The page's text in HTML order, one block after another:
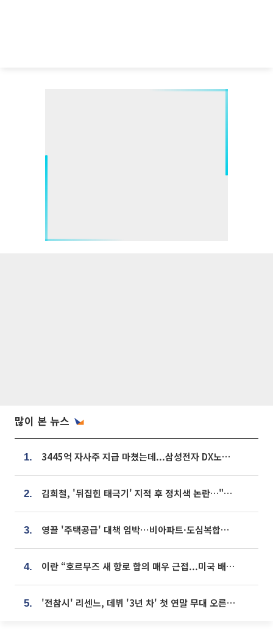
많이 본 뉴스
1. 3445억 자사주 지급 마쳤는데...삼성전자 DX노조, 뒤늦은 '떼쓰기 집회'
2. 김희철, '뒤집힌 태극기' 지적 후 정치색 논란…"좌우 떠나 우리나라 국기"
3. 영끌 '주택공급' 대책 임박⋯비아파트·도심복합까지 총동원
4. 이란 “호르무즈 새 항로 합의 매우 근접...미국 배상 먼저”
5. '전참시' 리센느, 데뷔 '3년 차' 첫 연말 무대 오른다⋯"그동안 섭외 안 와"